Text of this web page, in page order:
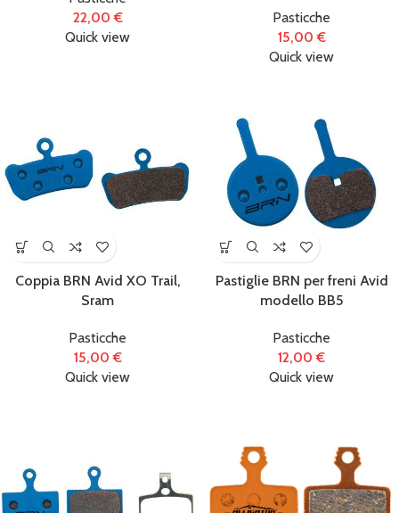
22,00€
Quick view
Pasticche
15,00€
Quick view
Coppia BRN Avid XO Trail,
Sram
Pasticche
15,00€
Quick view
Pastiglie BRN per freni Avid
modello BB5
Pasticche
12,00€
Quick view